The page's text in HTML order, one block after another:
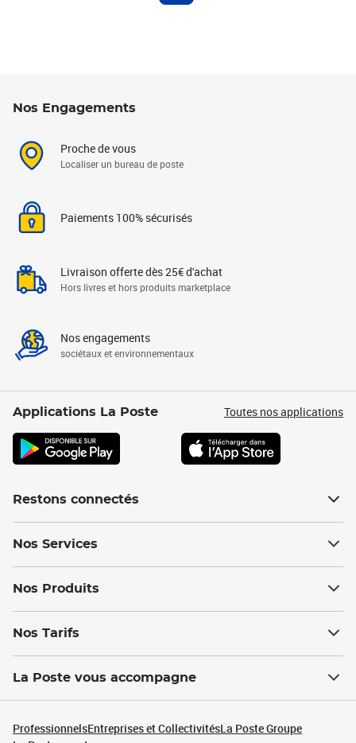
Nos Engagements
Proche de vous
Localiser un bureau de poste
Paiements 100% sécurisés
Livraison offerte dès 25€ d'achat
Hors livres et hors produits marketplace
Nos engagements
sociétaux et environnementaux
Applications La Poste Toutes nos applications
Restons connectés
Nos Services
Nos Produits
Nos Tarifs
La Poste vous accompagne
ProfessionnelsEntreprises et CollectivitésLa Poste Groupe